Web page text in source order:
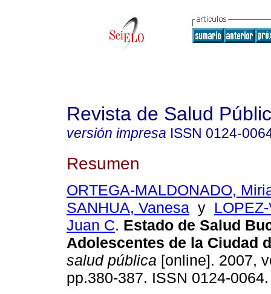
Revista de Salud
versión impresa ISSN 0124-
Resumen
ORTEGA-MALDONADO,
SANHUA, Vanesa y
Juan C. Estado de Salud
Adolescentes de la Ciudad
salud pública [online]. 2007,
pp.380-387. ISSN 0124-0064.